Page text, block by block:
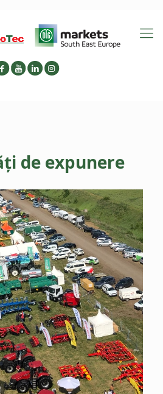
de expunere